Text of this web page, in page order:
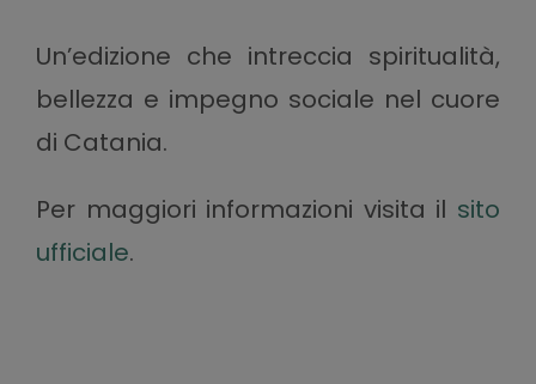
Un’edizione che intreccia spiritualità,
bellezza e impegno sociale nel cuore
di Catania.
Per maggiori informazioni visita il sito
ufficiale.